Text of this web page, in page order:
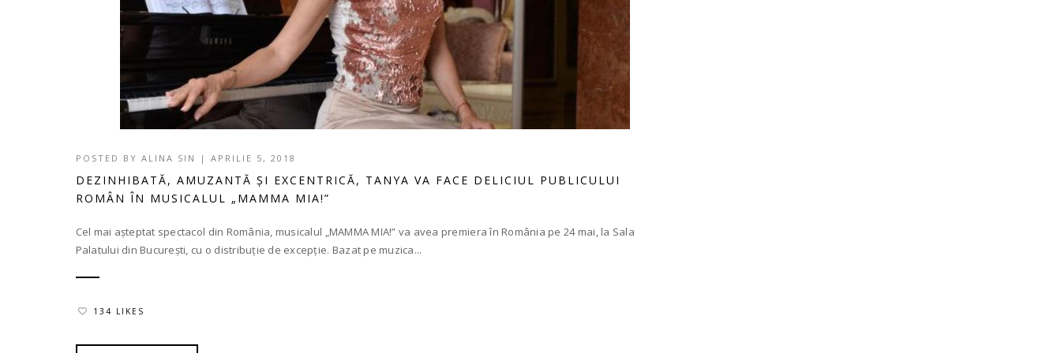
POSTED BY ALINA SIN | APRILIE 5, 2018
DEZINHIBATĂ, AMUZANTĂ ȘI EXCENTRICĂ, TANYA VA FACE DELICIUL PUBLICULUI
ROMÂN ÎN MUSICALUL „MAMMA MIA!”
Cel mai așteptat spectacol din România, musicalul „MAMMA MIA!” va avea premiera în România pe 24 mai, la Sala
Palatului din București, cu o distribuție de excepție. Bazat pe muzica...
134 LIKES